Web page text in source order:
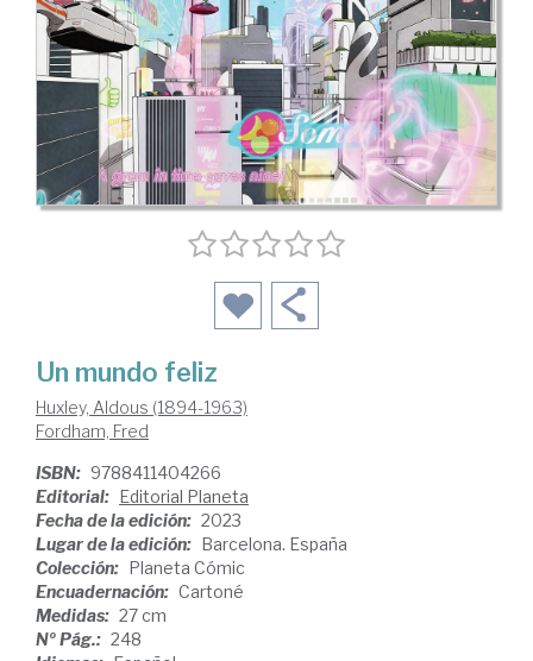
Un mundo feliz
Huxley, Aldous (1894-1963)
Fordham, Fred
ISBN: 9788411404266
Editorial:
Editorial Planeta
Fecha de la edición: 2023
Lugar de la edición:
Barcelona. España
Colección:
Planeta Cómic
Encuadernación: Cartoné
Medidas: 27 cm
Nº Pág.: 248